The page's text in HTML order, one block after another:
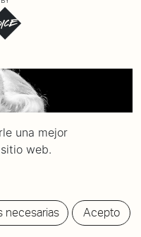
una mejor
web.
necesarias Acepto